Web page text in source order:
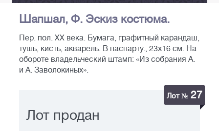
Шапшал, Ф. Эскиз костюма.
Пер. пол. XX века. Бумага, графитный карандаш,
тушь, кисть, акварель. В паспарту.; 23х16 см. На
обороте владельческий штамп: «Из собрания А.
и А. Заволокиных».
Лот № 27
Лот продан